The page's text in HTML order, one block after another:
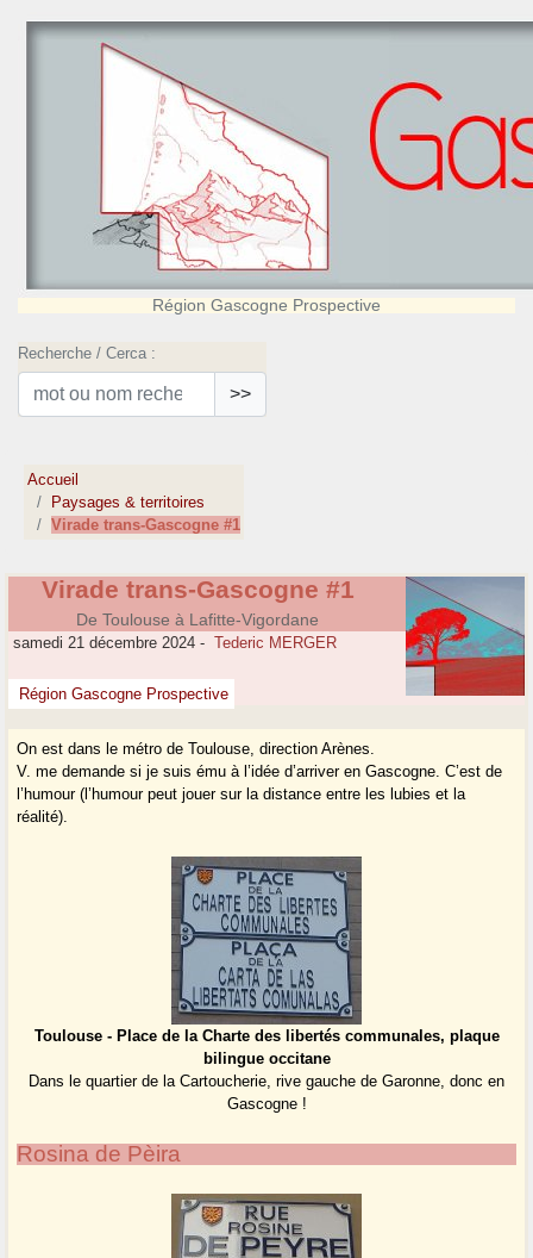
Région Gascogne Prospective
Recherche / Cerca :
>>
Accueil
Paysages & territoires
Virade trans-Gascogne #1
Virade trans-Gascogne #1
De Toulouse à Lafitte-Vigordane
samedi 21 décembre 2024 - Tederic MERGER
Région Gascogne Prospective
On est dans le métro de Toulouse, direction Arènes.
V. me demande si je suis ému à l’idée d’arriver en Gascogne. C’est de
l’humour (l’humour peut jouer sur la distance entre les lubies et la
réalité).
Toulouse - Place de la Charte des libertés communales, plaque
bilingue occitane
Dans le quartier de la Cartoucherie, rive gauche de Garonne, donc en
Gascogne !
Rosina de Pèira